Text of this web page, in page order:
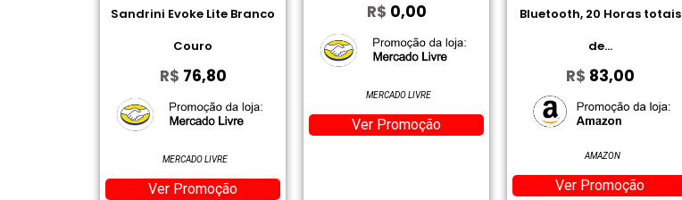
Sandrini Evoke Lite Branco
Couro
R$ 76,80
Ver Promoção
MERCADO LIVRE
R$ 0,00
Ver Promoção
MERCADO LIVRE
Bluetooth, 20 Horas totais
de...
R$ 83,00
Ver Promoção
AMAZON